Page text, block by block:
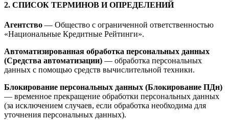
2. СПИСОК ТЕРМИНОВ И ОПРЕДЕЛЕНИЙ
Агентство — Общество с ограниченной ответственностью
«Национальные Кредитные Рейтинги».
Автоматизированная обработка персональных данных
(Средства автоматизации) — обработка персональных
данных с помощью средств вычислительной техники.
Блокирование персональных данных (Блокирование ПДн)
— временное прекращение обработки персональных данных
(за исключением случаев, если обработка необходима для
уточнения персональных данных).